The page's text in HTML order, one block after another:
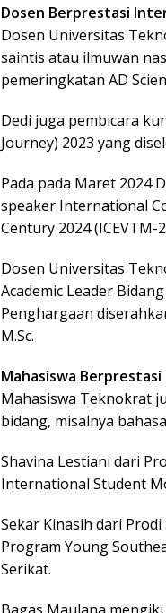
Dosen Berprestasi
Dosen Universitas
saintis atau ilmuwan
pemeringkatan AD
Dedi juga pembicara
Journey) 2023 yang
Pada pada Maret 2024
speaker International
Century 2024 (ICEVTM-
Dosen Universitas
Academic Leader
Penghargaan
M.Sc.
Mahasiswa
Mahasiswa Teknokrat
bidang, misalnya
Shavina Lestiani dari
International Student
Sekar Kinasih dari
Program Young
Serikat.